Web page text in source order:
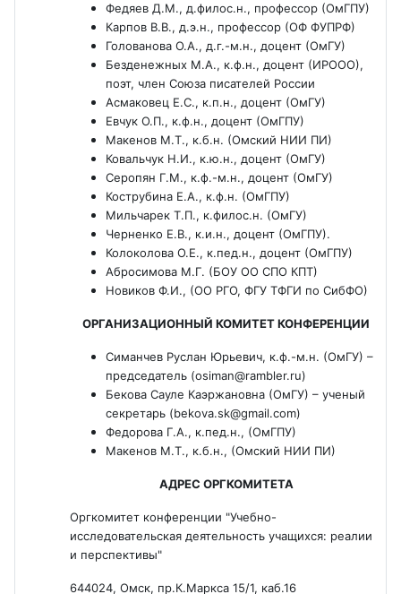
Федяев Д.М., д.филос.н., профессор (ОмГПУ)
Карпов В.В., д.э.н., профессор (ОФ ФУПРФ)
Голованова О.А., д.г.-м.н., доцент (ОмГУ)
Безденежных М.А., к.ф.н., доцент (ИРООО),
поэт, член Союза писателей России
Асмаковец Е.С., к.п.н., доцент (ОмГУ)
Евчук О.П., к.ф.н., доцент (ОмГПУ)
Макенов М.Т., к.б.н. (Омский НИИ ПИ)
Ковальчук Н.И., к.ю.н., доцент (ОмГУ)
Серопян Г.М., к.ф.-м.н., доцент (ОмГУ)
Кострубина Е.А., к.ф.н. (ОмГПУ)
Мильчарек Т.П., к.филос.н. (ОмГУ)
Черненко Е.В., к.и.н., доцент (ОмГПУ).
Колоколова О.Е., к.пед.н., доцент (ОмГПУ)
Абросимова М.Г. (БОУ ОО СПО КПТ)
Новиков Ф.И., (ОО РГО, ФГУ ТФГИ по СибФО)
ОРГАНИЗАЦИОННЫЙ КОМИТЕТ КОНФЕРЕНЦИИ
Симанчев Руслан Юрьевич, к.ф.-м.н. (ОмГУ) –
председатель (osiman@rambler.ru)
Бекова Сауле Каэржановна (ОмГУ) – ученый
секретарь (bekova.sk@gmail.com)
Федорова Г.А., к.пед.н., (ОмГПУ)
Макенов М.Т., к.б.н., (Омский НИИ ПИ)
АДРЕС ОРГКОМИТЕТА
Оргкомитет конференции "Учебно-
исследовательская деятельность учащихся: реалии
и перспективы"
644024, Омск, пр.К.Маркса 15/1, каб.16